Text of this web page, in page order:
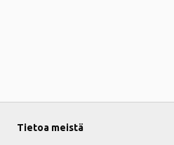
Tietoa meistä